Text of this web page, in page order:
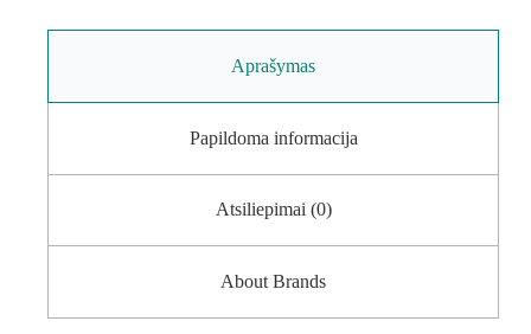
Aprašymas
Papildoma informacija
Atsiliepimai (0)
About Brands